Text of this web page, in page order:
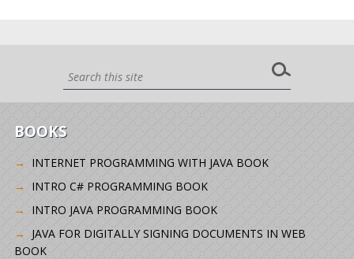
BOOKS
INTERNET PROGRAMMING WITH JAVA BOOK
INTRO C# PROGRAMMING BOOK
INTRO JAVA PROGRAMMING BOOK
JAVA FOR DIGITALLY SIGNING DOCUMENTS IN WEB
BOOK